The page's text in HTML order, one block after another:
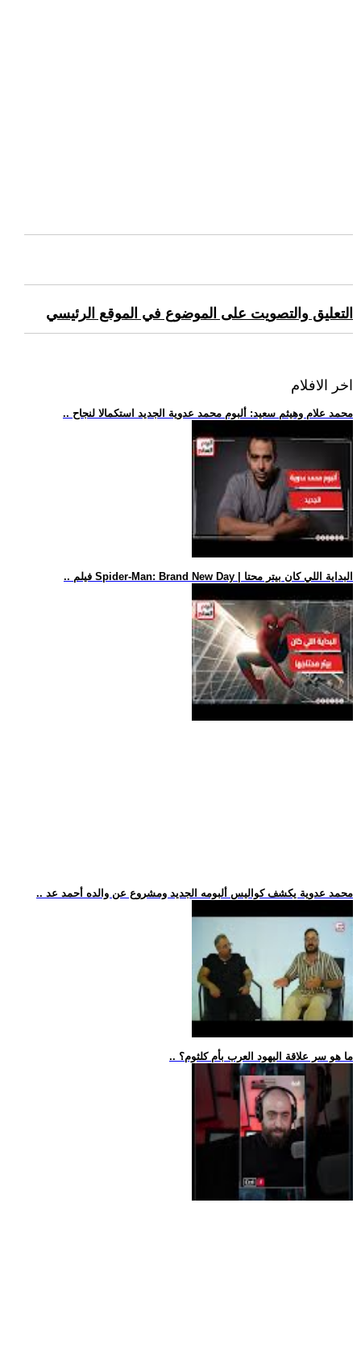
التعليق والتصويت على الموضوع في الموقع الرئيسي
اخر الافلام
.. محمد علام وهيثم سعيد: ألبوم محمد عدوية الجديد استكمالا لنجاح
.. فيلم Spider-Man: Brand New Day | البداية اللي كان بيتر محتا
.. محمد عدوية يكشف كواليس ألبومه الجديد ومشروع عن والده أحمد عد
.. ما هو سر علاقة اليهود العرب بأم كلثوم؟